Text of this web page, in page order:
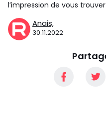
l’impression de vous
Anais,
30.11.2022